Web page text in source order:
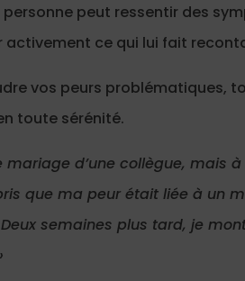
peut ressentir des
ce qui lui fait
vos peurs
toute sérénité.
d’une collègue, mais
que ma peur était liée à un
semaines plus tard, je